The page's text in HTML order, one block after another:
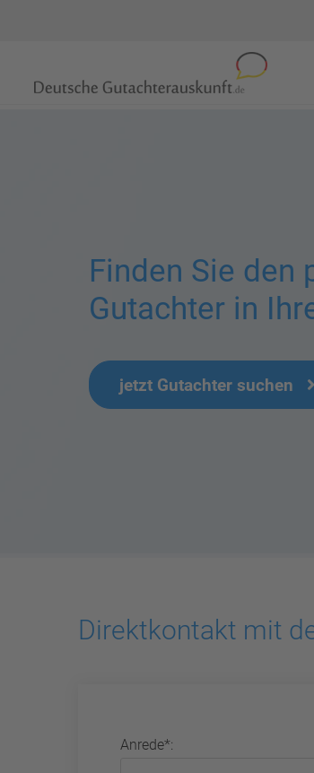
Finden Sie den
Gutachter in
jetzt Gutachter suchen
Direktkontakt mit
Anrede*: